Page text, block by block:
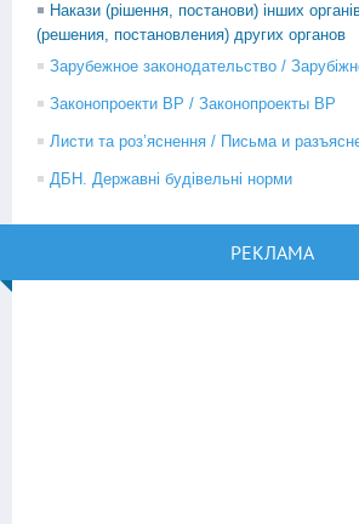
Накази (рішення, постанови) інших
(решения, постановления) других органов
Зарубежное законодательство /
Законопроекти ВР / Законопроекты ВР
Листи та роз’яснення / Письма и
ДБН. Державні будівельні норми
РЕКЛАМА